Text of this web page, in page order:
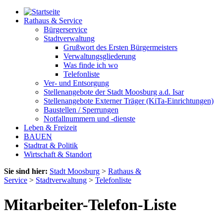
Rathaus & Service
Bürgerservice
Stadtverwaltung
Grußwort des Ersten Bürgermeisters
Verwaltungsgliederung
Was finde ich wo
Telefonliste
Ver- und Entsorgung
Stellenangebote der Stadt Moosburg a.d. Isar
Stellenangebote Externer Träger (KiTa-Einrichtungen)
Baustellen / Sperrungen
Notfallnummern und -dienste
Leben & Freizeit
BAUEN
Stadtrat & Politik
Wirtschaft & Standort
Sie sind hier: Stadt Moosburg > Rathaus &
Service > Stadtverwaltung > Telefonliste
Mitarbeiter-Telefon-Liste